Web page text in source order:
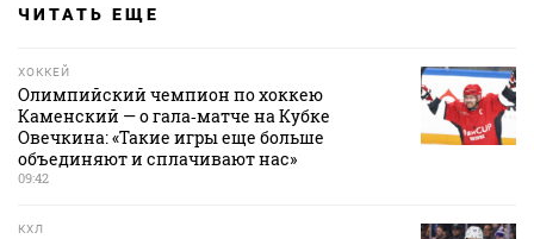
ЧИТАТЬ ЕЩЕ
ХОККЕЙ
Олимпийский чемпион по хоккею
Каменский — о гала‑матче на Кубке
Овечкина: «Такие игры еще больше
объединяют и сплачивают нас»
09:42
КХЛ